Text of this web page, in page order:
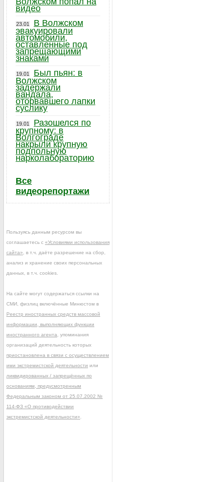
видео
23.01
В Волжском
эвакуировали
автомобили,
оставленные под
запрещающими
знаками
19.01
Был пьян: в
Волжском
задержали
вандала,
оторвавшего лапки
суслику
19.01
Разошелся по
крупному: в
Волгограде
накрыли крупную
подпольную
нарколабораторию
Все
видеорепортажи
Пользуясь данным ресурсом вы
соглашаетесь с «Условиями использования
сайта» , в т.ч. даёте разрешение на сбор,
анализ и хранение своих персональных
данных, в т.ч. cookies.
На сайте могут содержаться ссылки на
СМИ, физлиц включённые Минюстом в
Реестр иностранных средств массовой
информации, выполняющих функции
иностранного агента , упоминания
организаций деятельность которых
приостановлена в связи с осуществлением
ими экстремистской деятельности или
ликвидированных / запрещённых по
основаниям, предусмотренным
Федеральным законом от 25.07.2002 №
114-ФЗ «О противодействии
экстремистской деятельности»